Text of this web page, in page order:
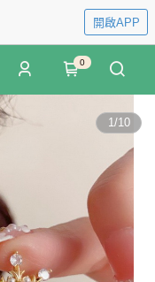
開啟APP
0
1/10